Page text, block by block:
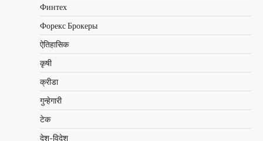
Финтех
Форекс Брокеры
ऐतिहासिक
कृषी
क्रीडा
गुन्हेगारी
टेक
देश-विदेश